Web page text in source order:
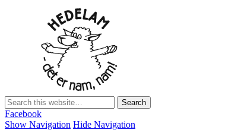
Danmarks bedste lammekød Direkte fra den Sønderjyske hede
Facebook
Show Navigation Hide Navigation